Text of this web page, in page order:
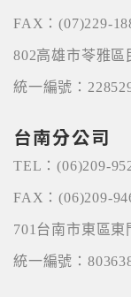
FAX：(07)229-
802高雄市苓雅區
統一編號：
台南分公司
TEL：(06)209-
FAX：(06)209-
701台南市東區東
統一編號：